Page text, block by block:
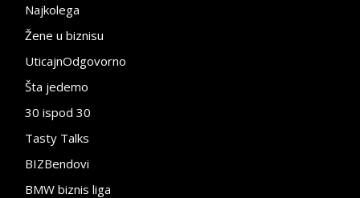
Najkolega
Žene u biznisu
UticajnOdgovorno
Šta jedemo
30 ispod 30
Tasty Talks
BIZBendovi
BMW biznis liga